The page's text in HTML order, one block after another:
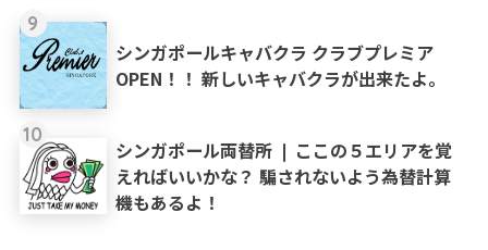
9
シンガポールキャバクラ クラブプレミア
OPEN！！ 新しいキャバクラが出来たよ。
10
シンガポール両替所 ❘ ここの５エリアを覚
えればいいかな？ 騙されないよう為替計算
機もあるよ！